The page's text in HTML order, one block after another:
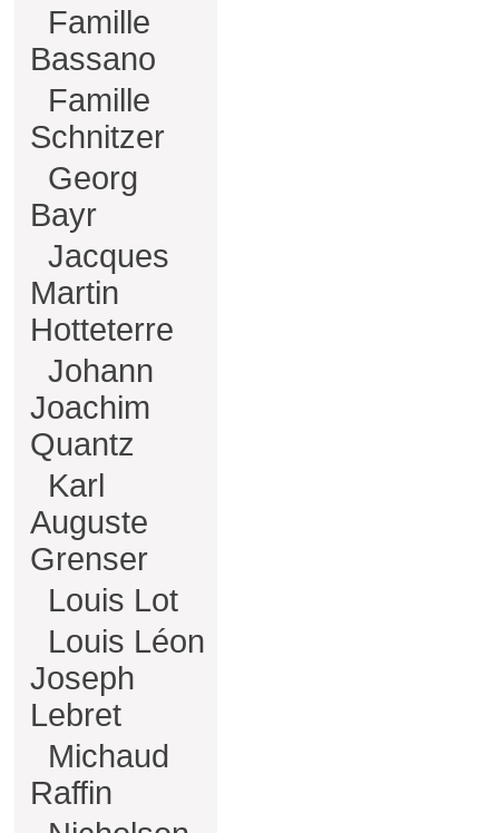
Famille
Bassano
Famille
Schnitzer
Georg
Bayr
Jacques
Martin
Hotteterre
Johann
Joachim
Quantz
Karl
Auguste
Grenser
Louis Lot
Louis Léon
Joseph
Lebret
Michaud
Raffin